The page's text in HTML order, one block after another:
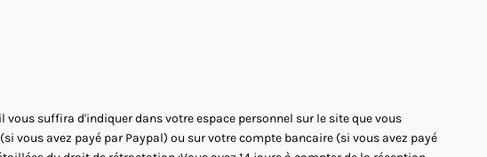
suffira d'indiquer dans votre espace personnel sur le site que vous
vous avez payé par Paypal) ou sur votre compte bancaire (si vous avez payé